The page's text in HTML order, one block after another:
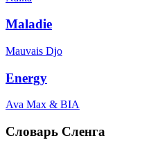
Maladie
Mauvais Djo
Energy
Ava Max & BIA
Словарь Сленга